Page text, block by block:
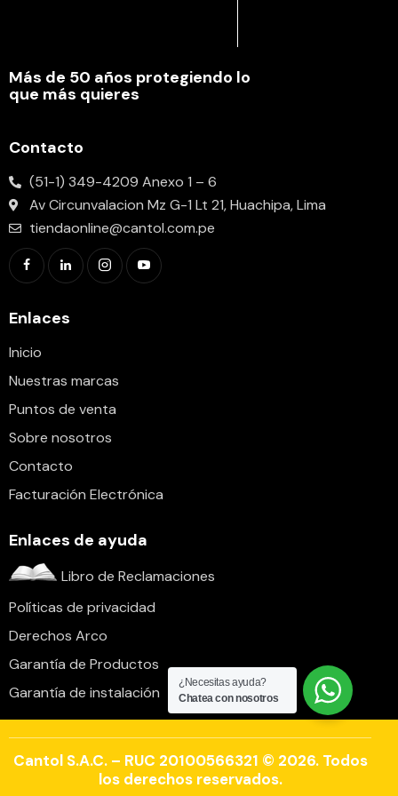
Más de 50 años protegiendo lo
que más quieres
Contacto
(51-1) 349-4209 Anexo 1 – 6
Av Circunvalacion Mz G-1 Lt 21, Huachipa, Lima
tiendaonline@cantol.com.pe
Enlaces
Inicio
Nuestras marcas
Puntos de venta
Sobre nosotros
Contacto
Facturación Electrónica
Enlaces de ayuda
Libro de Reclamaciones
Políticas de privacidad
Derechos Arco
Garantía de Productos
Garantía de instalación
Cantol S.A.C. – RUC 20100566321 © 2026. Todos
los derechos reservados.
¿Necesitas ayuda?
Chatea con nosotros